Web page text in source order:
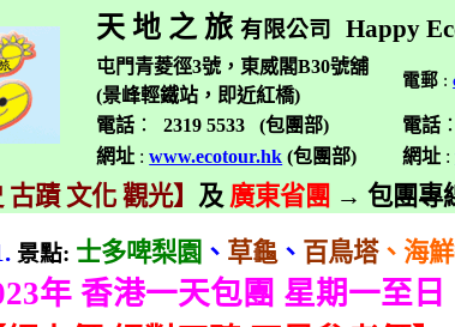
天 地 之 旅有限公司 Happy
屯門青菱徑3號，東威閣B30號舖
(景峰輕鐵站，即近紅橋)
電郵 :
電話 ： 2319 5533 (包團部) 電話
網址 : www.ecotour.hk (包團部) 網址 :
古蹟 文化 觀光】 及 廣東省團 → 包團專
景點: 士多啤梨園 、 草龜、 百鳥塔、海
年 香港一天包團 星期一至日